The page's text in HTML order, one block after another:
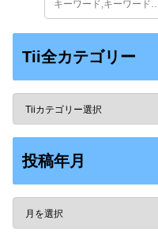
Tii全カテゴリー
投稿年月